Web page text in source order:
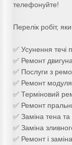
телефонуйте!
Перелік робіт,
✅ Усунення течі
✅ Ремонт
✅ Послуги з
✅ Ремонт
✅ Терміновий
✅ Ремонт
✅ Заміна тена
✅ Заміна
✅ Ремонт і